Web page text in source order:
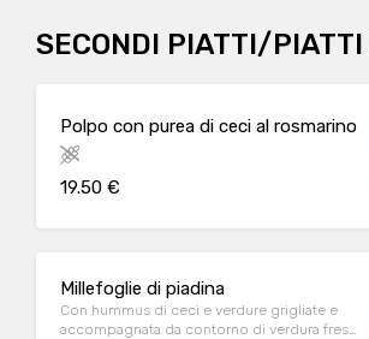
SECONDI PIATTI/PIATTI
Polpo con purea di ceci al rosmarino
19.50 €
Millefoglie di piadina
Con hummus di ceci e verdure grigliate e
accompagnata da contorno di verdura fresca